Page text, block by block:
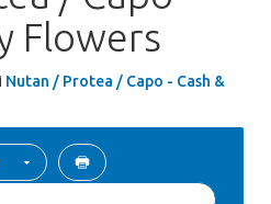
Flowers
Nutan / Protea / Capo - Cash &